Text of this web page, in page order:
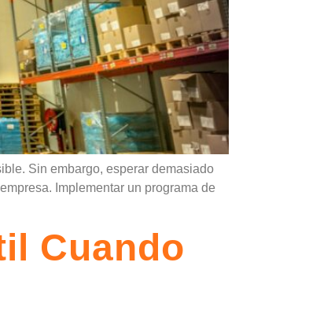
Sin embargo, esperar demasiado
Implementar un programa de
Cuando